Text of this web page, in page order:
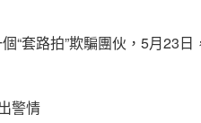
“套路拍”欺騙團伙，5月23
警情